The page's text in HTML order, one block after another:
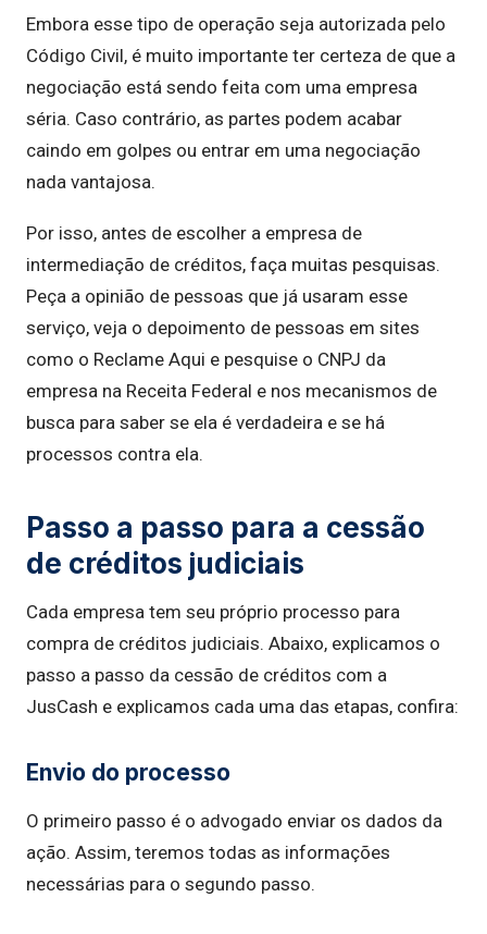
Embora esse tipo de operação seja autorizada pelo
Código Civil, é muito importante ter certeza de que a
negociação está sendo feita com uma empresa
séria. Caso contrário, as partes podem acabar
caindo em golpes ou entrar em uma negociação
nada vantajosa.
Por isso, antes de escolher a empresa de
intermediação de créditos, faça muitas pesquisas.
Peça a opinião de pessoas que já usaram esse
serviço, veja o depoimento de pessoas em sites
como o Reclame Aqui e pesquise o CNPJ da
empresa na Receita Federal e nos mecanismos de
busca para saber se ela é verdadeira e se há
processos contra ela.
Passo a passo para a cessão
de créditos judiciais
Cada empresa tem seu próprio processo para
compra de créditos judiciais. Abaixo, explicamos o
passo a passo da cessão de créditos com a
JusCash e explicamos cada uma das etapas, confira:
Envio do processo
O primeiro passo é o advogado enviar os dados da
ação. Assim, teremos todas as informações
necessárias para o segundo passo.